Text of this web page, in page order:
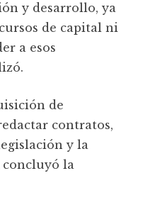
y desarrollo, ya
de capital ni
a esos
de
contratos,
y la
concluyó la